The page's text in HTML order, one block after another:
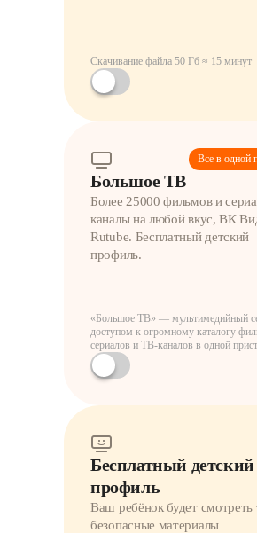
Скачивание файла 50 Гб ≈ 15 минут
Большое ТВ
Более 25000 фильмов и
каналы на любой вкус, ВК
Rutube. Бесплатный детский
профиль.
«Большое ТВ» — мультимедийный
доступом к огромному каталогу
сериалов и ТВ-каналов в одной
Все в одной
Бесплатный детский
профиль
Ваш ребёнок будет смотреть
безопасные материалы